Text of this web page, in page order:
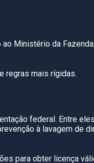
Ministério da Fazenda.
regras mais rígidas.
federal. Entre
à lavagem de
para obter licença